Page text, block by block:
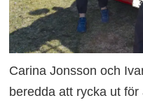
Carina Jonsson och
beredda att rycka ut